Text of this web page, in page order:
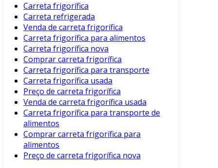
Carreta frigorífica
Carreta refrigerada
Venda de carreta frigorífica
Carreta frigorífica para alimentos
Carreta frigorífica nova
Comprar carreta frigorífica
Carreta frigorífica para transporte
Carreta frigorífica usada
Preço de carreta frigorífica
Venda de carreta frigorífica usada
Carreta frigorífica para transporte de
alimentos
Comprar carreta frigorífica para
alimentos
Preço de carreta frigorífica nova